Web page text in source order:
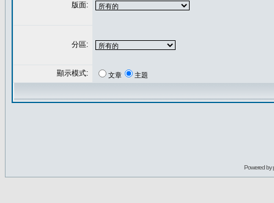
版面:
分區:
顯示模式: 文章 主題
Powered by